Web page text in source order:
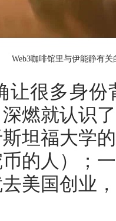
Web3咖啡馆里与伊能静有
让很多身
燃就认识
坦福大学
的人）；
美国创业